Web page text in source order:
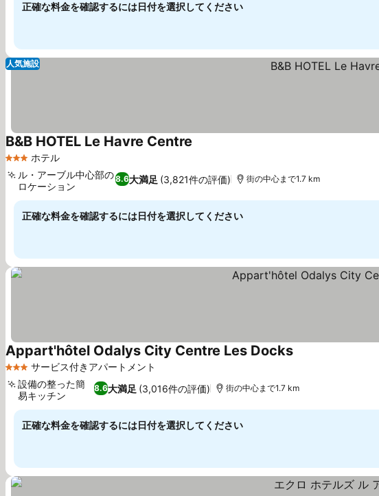
正確な料金を確認するには日付を選択してください
人気施設
3 ホテルのランク
ホテル
B&B HOTEL Le Havre Centre
8.6大満足 (3,821件の評価)
ル・アーブル中心部の
ロケーション
街の中心まで1.7 km
正確な料金を確認するには日付を選択してください
3 ホテルのランク
サービス付きアパートメント
Appart'hôtel Odalys City Centre Les Docks料金を表示
8.6大満足 (3,016件の評価)
設備の整った簡
易キッチン
街の中心まで1.7 km
正確な料金を確認するには日付を選択してください